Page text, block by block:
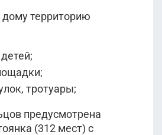
территорию
тротуары;
предусмотрена
(312 мест) с